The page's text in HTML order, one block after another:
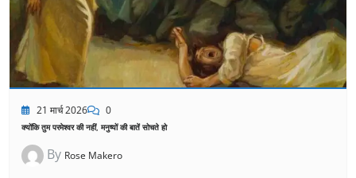
21 मार्च 2026 0
क्योंकि तुम परमेश्वर की नहीं, मनुष्यों की बातें सोचते हो
By Rose Makero